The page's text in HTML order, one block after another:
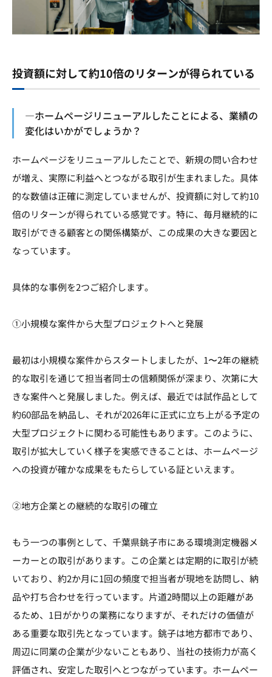
投資額に対して約10倍のリターンが得られている
―ホームページリニューアルしたことによる、業績の
変化はいかがでしょうか？
ホームページをリニューアルしたことで、新規の問い合わせ
が増え、実際に利益へとつながる取引が生まれました。具体
的な数値は正確に測定していませんが、投資額に対して約10
倍のリターンが得られている感覚です。特に、毎月継続的に
取引ができる顧客との関係構築が、この成果の大きな要因と
なっています。
具体的な事例を2つご紹介します。
①小規模な案件から大型プロジェクトへと発展
最初は小規模な案件からスタートしましたが、1〜2年の継続
的な取引を通じて担当者同士の信頼関係が深まり、次第に大
きな案件へと発展しました。例えば、最近では試作品として
約60部品を納品し、それが2026年に正式に立ち上がる予定の
大型プロジェクトに関わる可能性もあります。このように、
取引が拡大していく様子を実感できることは、ホームページ
への投資が確かな成果をもたらしている証といえます。
②地方企業との継続的な取引の確立
もう一つの事例として、千葉県銚子市にある環境測定機器メ
ーカーとの取引があります。この企業とは定期的に取引が続
いており、約2か月に1回の頻度で担当者が現地を訪問し、納
品や打ち合わせを行っています。片道2時間以上の距離があ
るため、1日がかりの業務になりますが、それだけの価値が
ある重要な取引先となっています。銚子は地方都市であり、
周辺に同業の企業が少ないこともあり、当社の技術力が高く
評価され、安定した取引へとつながっています。ホームペー